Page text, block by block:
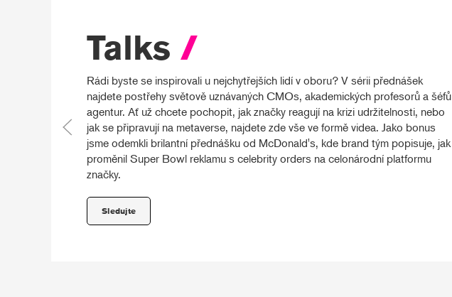
Talks /
Rádi byste se inspirovali u nejchytřejších lidí v oboru? V sérii přednášek
najdete postřehy světově uznávaných CMOs, akademických profesorů a šéfů
agentur. Ať už chcete pochopit, jak značky reagují na krizi udržitelnosti, nebo
jak se připravují na metaverse, najdete zde vše ve formě videa. Jako bonus
jsme odemkli brilantní přednášku od McDonald's, kde brand tým popisuje, jak
proměnil Super Bowl reklamu s celebrity orders na celonárodní platformu
značky.
Sledujte